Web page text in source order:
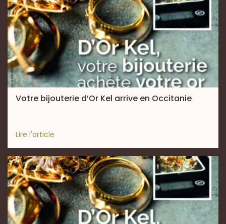
Votre bijouterie d’Or Kel arrive en Occitanie
Lire l'article